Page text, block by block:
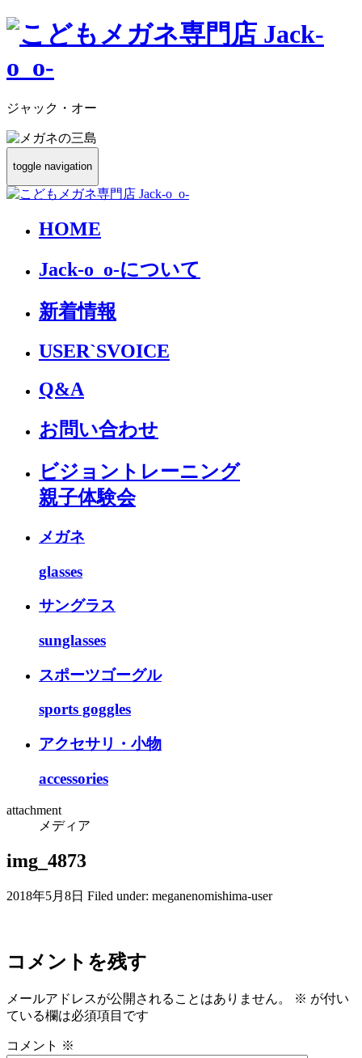
ジャック・オー
toggle navigation
HOME
Jack-o_o-について
新着情報
USER`SVOICE
Q&A
お問い合わせ
ビジョントレーニング
親子体験会
メガネ
glasses
サングラス
sunglasses
スポーツゴーグル
sports goggles
アクセサリ・小物
accessories
attachment
メディア
img_4873
2018年5月8日 Filed under: meganenomishima-user
コメントを残す
メールアドレスが公開されることはありません。 ※ が付い
ている欄は必須項目です
コメント ※